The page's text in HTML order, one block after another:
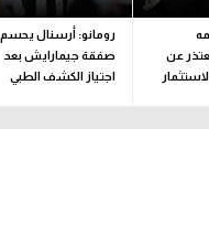
عن
رومانو: أرسنال يحسم
صفقة جيمارايش بعد
اجتياز الكشف الطبي